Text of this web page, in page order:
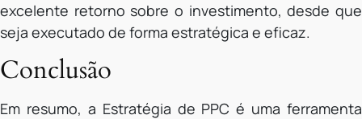
excelente retorno sobre o investimento, desde que
seja executado de forma estratégica e eficaz.
Conclusão
Em resumo, a Estratégia de PPC é uma ferramenta